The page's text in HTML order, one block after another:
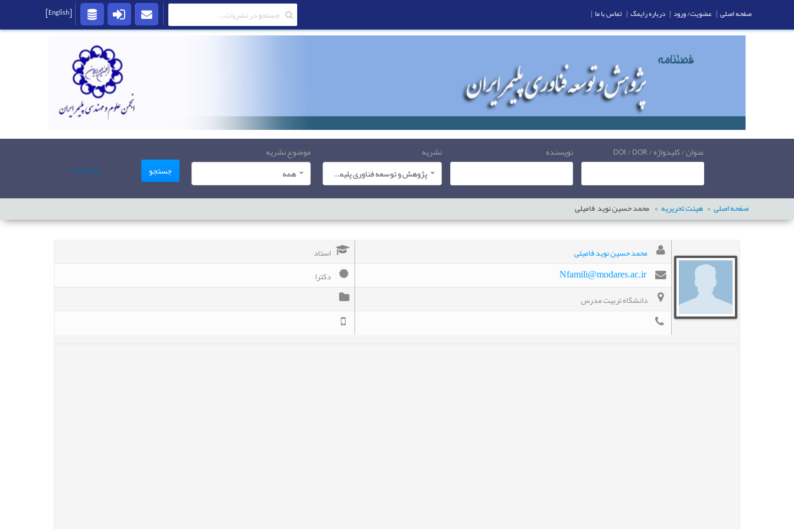
عنوان / کلیدواژه / DOI / DOR نویسنده
نشریه
پژوهش و توسعه فناوری پلیمر ایران
موضوع نشریه
همه
جستجو پیشرفته
صفحه اصلی هیئت تحریریه محمد حسین نویدفامیلی
محمد حسین نوید فامیلی استاد
Nfamili@modares.ac.ir
دکترا
دانشگاه تربیت مدرس
صفحه اصلی | عضویت/ ورود | درباره رایمگ | تماس با ما |
[English]